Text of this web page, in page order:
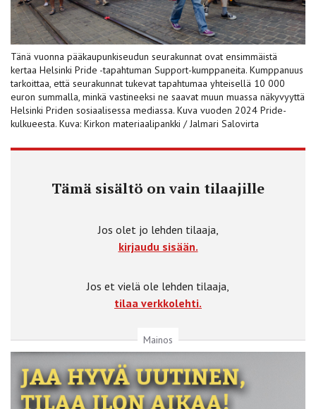
Tänä vuonna pääkaupunkiseudun seurakunnat ovat ensimmäistä
kertaa Helsinki Pride -tapahtuman Support-kumppaneita. Kumppanuus
tarkoittaa, että seurakunnat tukevat tapahtumaa yhteisellä 10 000
euron summalla, minkä vastineeksi ne saavat muun muassa näkyvyyttä
Helsinki Priden sosiaalisessa mediassa. Kuva vuoden 2024 Pride-
kulkueesta. Kuva: Kirkon materiaalipankki / Jalmari Salovirta
Tämä sisältö on vain tilaajille
Jos olet jo lehden tilaaja,
kirjaudu sisään.
Jos et vielä ole lehden tilaaja,
tilaa verkkolehti.
Mainos